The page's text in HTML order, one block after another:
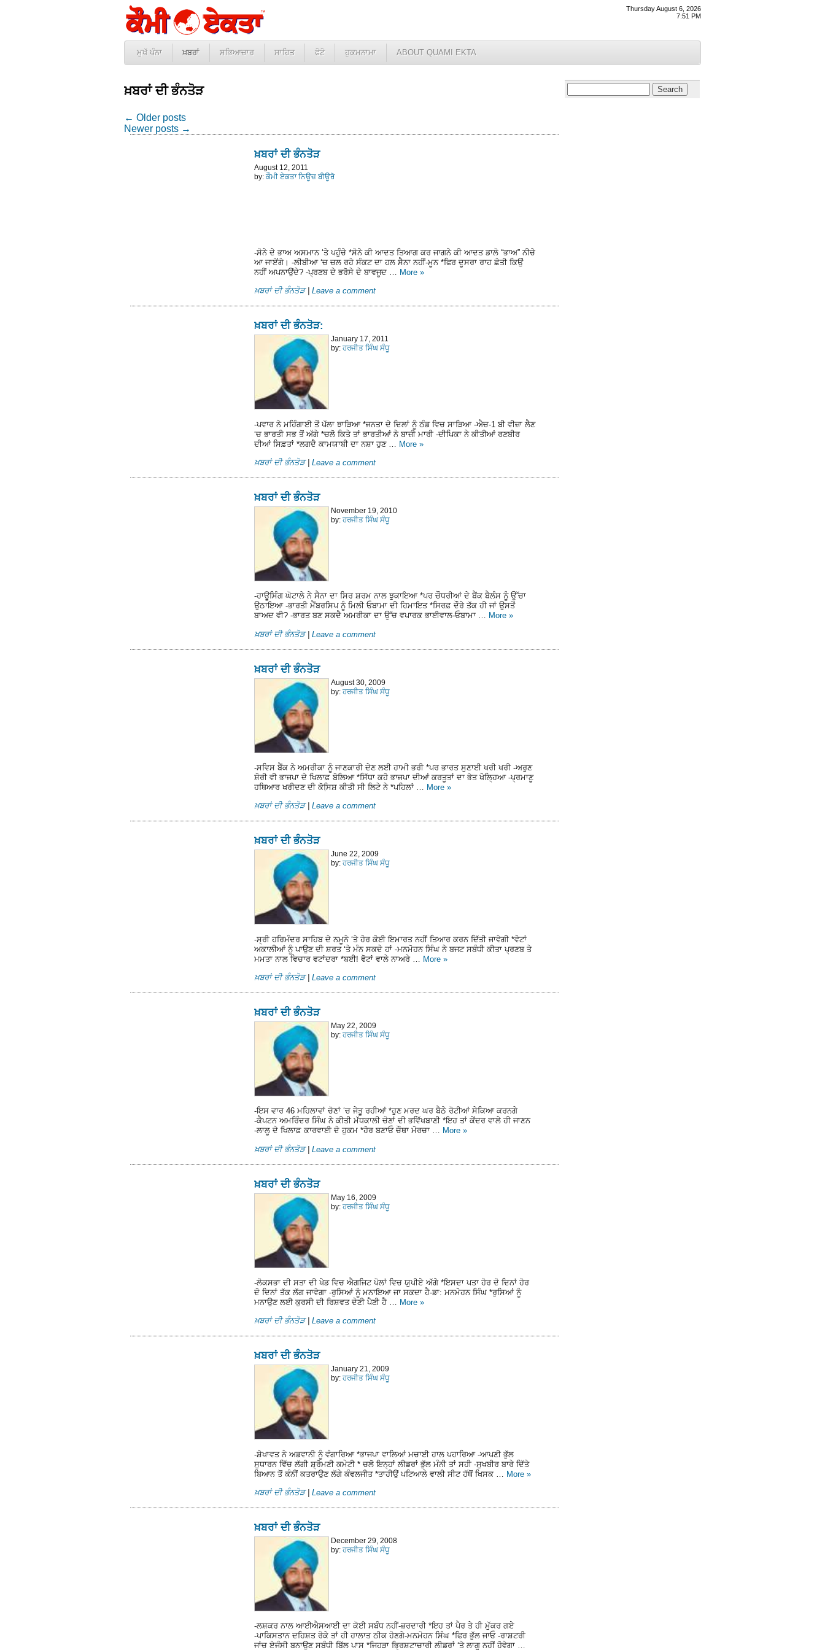
Thursday August 6, 2026
7:51 PM
ਮੁਖੱ ਪੰਨਾ ਖ਼ਬਰਾਂ ਸਭਿਆਚਾਰ ਸਾਹਿਤ ਫੋਟੋ ਹੁਕਮਨਾਮਾ ABOUT QUAMI EKTA
ਖ਼ਬਰਾਂ ਦੀ ਭੰਨਤੋੜ
← Older posts
Newer posts →
ਖ਼ਬਰਾਂ ਦੀ ਭੰਨਤੋੜ
August 12, 2011
by: ਕੌਮੀ ਏਕਤਾ ਨਿਊਜ਼ ਬੀਊਰੋ
-ਸੋਨੇ ਦੇ ਭਾਅ ਅਸਮਾਨ ‘ਤੇ ਪਹੁੰਚੇ *ਸੋਨੇ ਕੀ ਆਦਤ ਤਿਆਗ ਕਰ ਜਾਗਨੇ ਕੀ ਆਦਤ ਡਾਲੋ “ਭਾਅ” ਨੀਚੇ
ਆ ਜਾਏਂਗੇ। -ਲੀਬੀਆ ‘ਚ ਚਲ ਰਹੇ ਸੰਕਟ ਦਾ ਹਲ ਸੈਨਾ ਨਹੀਂ-ਮੂਨ *ਫਿਰ ਦੂਸਰਾ ਰਾਹ ਛੇਤੀ ਕਿਉਂ
ਨਹੀਂ ਅਪਨਾਉਂਦੇ? -ਪ੍ਰਣਬ ਦੇ ਭਰੋਸੇ ਦੇ ਬਾਵਜੂਦ …
More »
ਖ਼ਬਰਾਂ ਦੀ ਭੰਨਤੋੜ Leave a comment
ਖ਼ਬਰਾਂ ਦੀ ਭੰਨਤੋੜ:
January 17, 2011
by: ਹਰਜੀਤ ਸਿੰਘ ਸੰਧੂ
-ਪਵਾਰ ਨੇ ਮਹਿੰਗਾਈ ਤੋਂ ਪੱਲਾ ਝਾੜਿਆ *ਜਨਤਾ ਦੇ ਦਿਲਾਂ ਨੂੰ ਠੰਡ ਵਿਚ ਸਾੜਿਆ -ਐਚ-1 ਬੀ ਵੀਜ਼ਾ ਲੈਣ
‘ਚ ਭਾਰਤੀ ਸਭ ਤੋਂ ਅੱਗੇ *ਚਲੋ ਕਿਤੇ ਤਾਂ ਭਾਰਤੀਆਂ ਨੇ ਬਾਜ਼ੀ ਮਾਰੀ -ਦੀਪਿਕਾ ਨੇ ਕੀਤੀਆਂ ਰਣਬੀਰ
ਦੀਆਂ ਸਿਫ਼ਤਾਂ *ਲਗਦੈ ਕਾਮਯਾਬੀ ਦਾ ਨਸ਼ਾ ਹੁਣ … More »
ਖ਼ਬਰਾਂ ਦੀ ਭੰਨਤੋੜ Leave a comment
ਖ਼ਬਰਾਂ ਦੀ ਭੰਨਤੋੜ
November 19, 2010
by: ਹਰਜੀਤ ਸਿੰਘ ਸੰਧੂ
-ਹਾਊਸਿੰਗ ਘੋਟਾਲੇ ਨੇ ਸੈਨਾ ਦਾ ਸਿਰ ਸ਼ਰਮ ਨਾਲ ਝੁਕਾਇਆ *ਪਰ ਚੌਧਰੀਆਂ ਦੇ ਬੈਂਕ ਬੈਲੰਸ ਨੂੰ ਉੱਚਾ
ਉਠਾਇਆ -ਭਾਰਤੀ ਮੈਂਬਰਸਿਪ ਨੂੰ ਮਿਲੀ ਓਬਾਮਾ ਦੀ ਹਿਮਾਇਤ *ਸਿਰਫ਼ ਦੌਰੇ ਤੱਕ ਹੀ ਜਾਂ ਉਸਤੋਂ
ਬਾਅਦ ਵੀ? -ਭਾਰਤ ਬਣ ਸਕਦੈ ਅਮਰੀਕਾ ਦਾ ਉੱਚ ਵਪਾਰਕ ਭਾਈਵਾਲ-ਓਬਾਮਾ … More »
ਖ਼ਬਰਾਂ ਦੀ ਭੰਨਤੋੜ | Leave a comment
ਖ਼ਬਰਾਂ ਦੀ ਭੰਨਤੋੜ
August 30, 2009
by: ਹਰਜੀਤ ਸਿੰਘ ਸੰਧੂ
-ਸਵਿਸ ਬੈਂਕ ਨੇ ਅਮਰੀਕਾ ਨੂੰ ਜਾਣਕਾਰੀ ਦੇਣ ਲਈ ਹਾਮੀ ਭਰੀ *ਪਰ ਭਾਰਤ ਸੁਣਾਈ ਖਰੀ ਖਰੀ -ਅਰੁਣ
ਸ਼ੋਰੀ ਵੀ ਭਾਜਪਾ ਦੇ ਖਿਲਾਫ਼ ਬੋਲਿਆ *ਸਿੱਧਾ ਕਹੋ ਭਾਜਪਾ ਦੀਆਂ ਕਰਤੂਤਾਂ ਦਾ ਭੇਤ ਖੋਲ੍ਹਿਆ -ਪ੍ਰਮਾਣੂ
ਹਥਿਆਰ ਖਰੀਦਣ ਦੀ ਕੋਸਿ਼ਸ਼ ਕੀਤੀ ਸੀ ਲਿਟੇ ਨੇ *ਪਹਿਲਾਂ …
More »
ਖ਼ਬਰਾਂ ਦੀ ਭੰਨਤੋੜ Leave a comment
ਖ਼ਬਰਾਂ ਦੀ ਭੰਨਤੋੜ
June 22, 2009
by: ਹਰਜੀਤ ਸਿੰਘ ਸੰਧੂ
-ਸ੍ਰੀ ਹਰਿਮੰਦਰ ਸਾਹਿਬ ਦੇ ਨਮੂਨੇ ‘ਤੇ ਹੋਰ ਕੋਈ ਇਮਾਰਤ ਨਹੀਂ ਤਿਆਰ ਕਰਨ ਦਿੱਤੀ ਜਾਵੇਗੀ *ਵੋਟਾਂ
ਅਕਾਲੀਆਂ ਨੂੰ ਪਾਉਣ ਦੀ ਸ਼ਰਤ ‘ਤੇ ਮੰਨ ਸਕਦੇ ਹਾਂ -ਮਨਮੋਹਨ ਸਿੰਘ ਨੇ ਬਜਟ ਸਬੰਧੀ ਕੀਤਾ ਪ੍ਰਣਬ ਤੇ
ਮਮਤਾ ਨਾਲ ਵਿਚਾਰ ਵਟਾਂਦਰਾ *ਬਈ! ਵੋਟਾਂ ਵਾਲੇ ਨਾਅਰੇ … More »
ਖ਼ਬਰਾਂ ਦੀ ਭੰਨਤੋੜ Leave a comment
ਖ਼ਬਰਾਂ ਦੀ ਭੰਨਤੋੜ
May 22, 2009
by: ਹਰਜੀਤ ਸਿੰਘ ਸੰਧੂ
-ਇਸ ਵਾਰ 46 ਮਹਿਲਾਵਾਂ ਚੋਣਾਂ ‘ਚ ਜੇਤੂ ਰਹੀਆਂ *ਹੁਣ ਮਰਦ ਘਰ ਬੈਠੇ ਰੋਟੀਆਂ ਸੇਕਿਆ ਕਰਨਗੇ
-ਕੈਪਟਨ ਅਮਰਿੰਦਰ ਸਿੰਘ ਨੇ ਕੀਤੀ ਮੱਧਕਾਲੀ ਚੋਣਾਂ ਦੀ ਭਵਿੱਖਬਾਣੀ *ਇਹ ਤਾਂ ਕੇਂਦਰ ਵਾਲੇ ਹੀ ਜਾਣਨ
-ਲਾਲੂ ਦੇ ਖਿਲਾਫ਼ ਕਾਰਵਾਈ ਦੇ ਹੁਕਮ *ਹੋਰ ਬਣਾਓ ਚੌਥਾ ਮੋਰਚਾ … More »
ਖ਼ਬਰਾਂ ਦੀ ਭੰਨਤੋੜ | Leave a comment
ਖ਼ਬਰਾਂ ਦੀ ਭੰਨਤੋੜ
May 16, 2009
by: ਹਰਜੀਤ ਸਿੰਘ ਸੰਧੂ
-ਲੋਕਸਭਾ ਦੀ ਸਤਾ ਦੀ ਖੇਡ ਵਿਚ ਐਗਜਿਟ ਪੋਲਾਂ ਵਿਚ ਯੁਪੀਏ ਅੱਗੇ *ਇਸਦਾ ਪਤਾ ਹੋਰ ਦੋ ਦਿਨਾਂ ਹੋਰ
ਦੋ ਦਿਨਾਂ ਤੱਕ ਲੱਗ ਜਾਵੇਗਾ -ਰੁਸਿਆਂ ਨੂੰ ਮਨਾਇਆ ਜਾ ਸਕਦਾ ਹੈ-ਡਾ: ਮਨਮੋਹਨ ਸਿੰਘ *ਰੁਸਿਆਂ ਨੂੰ
ਮਨਾਉਣ ਲਈ ਕੁਰਸੀ ਦੀ ਰਿਸ਼ਵਤ ਦੇਣੀ ਪੈਣੀ ਹੈ …
More »
ਖ਼ਬਰਾਂ ਦੀ ਭੰਨਤੋੜ Leave a comment
ਖ਼ਬਰਾਂ ਦੀ ਭੰਨਤੋੜ
January 21, 2009
by: ਹਰਜੀਤ ਸਿੰਘ ਸੰਧੂ
-ਸ਼ੇਖਾਵਤ ਨੇ ਅਡਵਾਨੀ ਨੂੰ ਵੰਗਾਰਿਆ *ਭਾਜਪਾ ਵਾਲਿਆਂ ਮਚਾਈ ਹਾਲ ਪਹਾਰਿਆ -ਆਪਣੀ ਭੁੱਲ
ਸੁਧਾਰਨ ਵਿੱਚ ਲੱਗੀ ਸ਼੍ਰੋਮਣੀ ਕਮੇਟੀ * ਚਲੋ ਇਨ੍ਹਾਂ ਲੀਡਰਾਂ ਭੁੱਲ ਮੰਨੀ ਤਾਂ ਸਹੀ -ਸੁਖਬੀਰ ਬਾਰੇ ਦਿੱਤੇ
ਬਿਆਨ ਤੋਂ ਕੰਨੀਂ ਕਤਰਾਉਣ ਲੱਗੇ ਕੰਵਲਜੀਤ *ਤਾਹੀਉਂ ਪਟਿਆਲੇ ਵਾਲੀ ਸੀਟ ਹੱਥੋਂ ਖਿਸਕ … More »
ਖ਼ਬਰਾਂ ਦੀ ਭੰਨਤੋੜ Leave a comment
ਖ਼ਬਰਾਂ ਦੀ ਭੰਨਤੋੜ
December 29, 2008
by: ਹਰਜੀਤ ਸਿੰਘ ਸੰਧੂ
-ਲਸ਼ਕਰ ਨਾਲ ਆਈਐਸਆਈ ਦਾ ਕੋਈ ਸਬੰਧ ਨਹੀਂ-ਜ਼ਰਦਾਰੀ *ਇਹ ਤਾਂ ਪੈਰ ਤੇ ਹੀ ਮੁੱਕਰ ਗਏ
-ਪਾਕਿਸਤਾਨ ਦਹਿਸ਼ਤ ਰੋਕੇ ਤਾਂ ਹੀ ਹਾਲਾਤ ਠੀਕ ਹੋਣਗੇ-ਮਨਮੋਹਨ ਸਿੰਘ *ਫਿਰ ਭੁੱਲ ਜਾਓ -ਰਾਸ਼ਟਰੀ
ਜਾਂਚ ਏਜੰਸੀ ਬਨਾਉਣ ਸਬੰਧੀ ਬਿੱਲ ਪਾਸ *ਜਿਹੜਾ ਭ੍ਰਿਸ਼ਟਾਚਾਰੀ ਲੀਡਰਾਂ ‘ਤੇ ਲਾਗੂ ਨਹੀਂ ਹੋਵੇਗਾ …